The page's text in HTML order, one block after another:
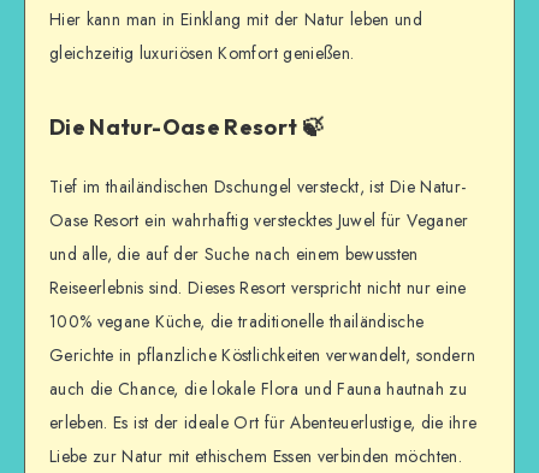
Hier kann man in Einklang mit der Natur leben und
gleichzeitig luxuriösen Komfort genießen.
Die Natur-Oase Resort 🍃
Tief im thailändischen Dschungel versteckt, ist Die Natur-
Oase Resort ein wahrhaftig verstecktes Juwel für Veganer
und alle, die auf der Suche nach einem bewussten
Reiseerlebnis sind. Dieses Resort verspricht nicht nur eine
100% vegane Küche, die traditionelle thailändische
Gerichte in pflanzliche Köstlichkeiten verwandelt, sondern
auch die Chance, die lokale Flora und Fauna hautnah zu
erleben. Es ist der ideale Ort für Abenteuerlustige, die ihre
Liebe zur Natur mit ethischem Essen verbinden möchten.